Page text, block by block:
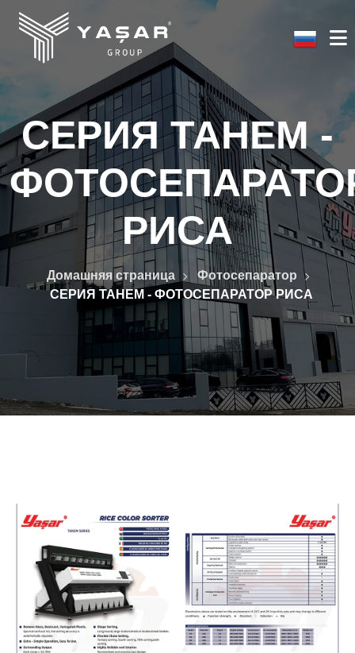
СЕРИЯ ТАНЕМ -
РИСА
Домашняя страница
Фотосепаратор
СЕРИЯ ТАНЕМ - ФОТОСЕПАРАТОР РИСА